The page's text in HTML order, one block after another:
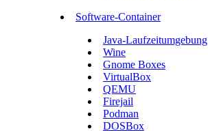
Software-Container
Java-Laufzeitumgebung
Wine
Gnome Boxes
VirtualBox
QEMU
Firejail
Podman
DOSBox